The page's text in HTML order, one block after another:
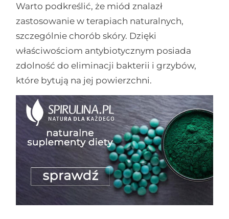
Warto podkreślić, że miód znalazł
zastosowanie w terapiach naturalnych,
szczególnie chorób skóry. Dzięki
właściwościom antybiotycznym posiada
zdolność do eliminacji bakterii i grzybów,
które bytują na jej powierzchni.